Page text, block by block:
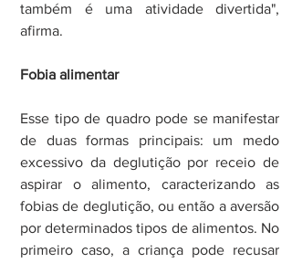
também é uma atividade divertida",
afirma.
Fobia alimentar
Esse tipo de quadro pode se manifestar
de duas formas principais: um medo
excessivo da deglutição por receio de
aspirar o alimento, caracterizando as
fobias de deglutição, ou então a aversão
por determinados tipos de alimentos. No
primeiro caso, a criança pode recusar